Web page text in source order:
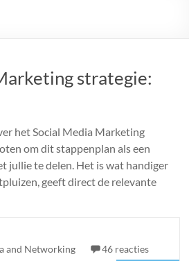
strategie:
het Social Media Marketing
om dit stappenplan als een
jullie te delen. Het is wat handiger
geeft direct de relevante
and Networking
46 reacties